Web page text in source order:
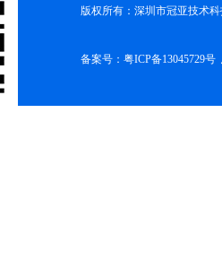
版权所有：深圳市冠亚技术
备案号： 粤ICP备13045729号